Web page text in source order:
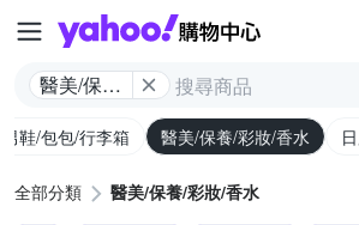
Yahoo購
醫美/保養/
鞋/包包/行李箱 醫美/保養/彩妝/香水
全部分類 醫美/保養/彩妝/香水